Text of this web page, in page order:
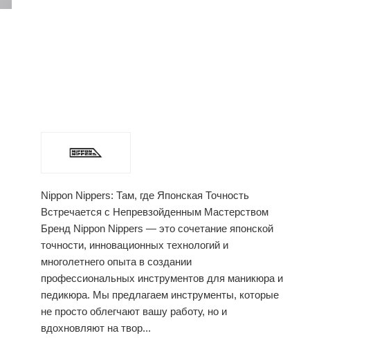
Nippon Nippers: Там, где Японская Точность
Встречается с Непревзойденным Мастерством
Бренд Nippon Nippers — это сочетание японской
точности, инновационных технологий и
многолетнего опыта в создании
профессиональных инструментов для маникюра и
педикюра. Мы предлагаем инструменты, которые
не просто облегчают вашу работу, но и
вдохновляют на твор...